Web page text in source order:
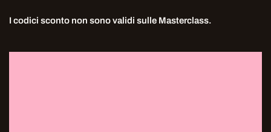
I codici sconto non sono validi sulle Masterclass.